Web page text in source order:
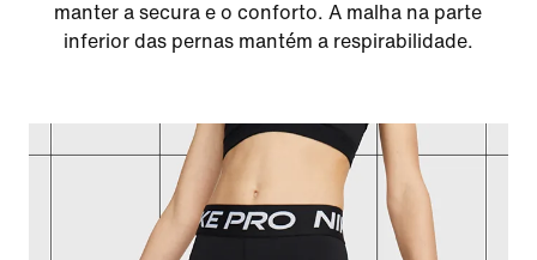
manter a secura e o conforto. A malha na parte
inferior das pernas mantém a respirabilidade.